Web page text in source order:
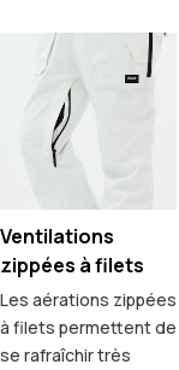
Ventilations
zippées à filets
Les aérations zippées
à filets permettent de
se rafraîchir très